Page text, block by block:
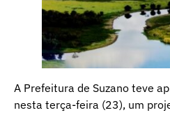
A Prefeitura de Suzano teve
nesta terça-feira (23), um